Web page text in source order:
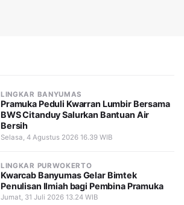
LINGKAR BANYUMAS
Pramuka Peduli Kwarran Lumbir Bersama
BWS Citanduy Salurkan Bantuan Air
Bersih
Selasa, 4 Agustus 2026 16.39 WIB
LINGKAR PURWOKERTO
Kwarcab Banyumas Gelar Bimtek
Penulisan Ilmiah bagi Pembina Pramuka
Jumat, 31 Juli 2026 13.24 WIB